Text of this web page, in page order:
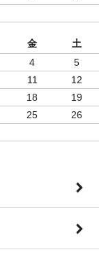
金
土
4
5
11
12
18
19
25
26